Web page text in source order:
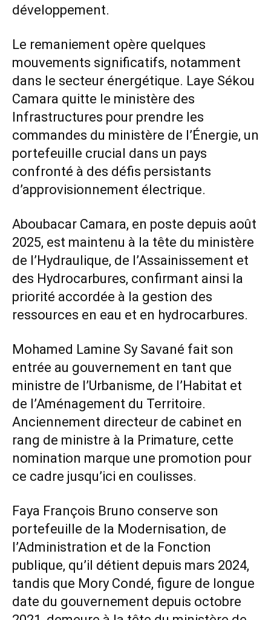
développement.
Le remaniement opère quelques
mouvements significatifs, notamment
dans le secteur énergétique. Laye Sékou
Camara quitte le ministère des
Infrastructures pour prendre les
commandes du ministère de l’Énergie, un
portefeuille crucial dans un pays
confronté à des défis persistants
d’approvisionnement électrique.
Aboubacar Camara, en poste depuis août
2025, est maintenu à la tête du ministère
de l’Hydraulique, de l’Assainissement et
des Hydrocarbures, confirmant ainsi la
priorité accordée à la gestion des
ressources en eau et en hydrocarbures.
Mohamed Lamine Sy Savané fait son
entrée au gouvernement en tant que
ministre de l’Urbanisme, de l’Habitat et
de l’Aménagement du Territoire.
Anciennement directeur de cabinet en
rang de ministre à la Primature, cette
nomination marque une promotion pour
ce cadre jusqu’ici en coulisses.
Faya François Bruno conserve son
portefeuille de la Modernisation, de
l’Administration et de la Fonction
publique, qu’il détient depuis mars 2024,
tandis que Mory Condé, figure de longue
date du gouvernement depuis octobre